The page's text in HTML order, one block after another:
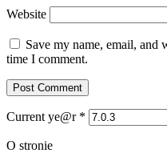
Website
Save my name, email, and
time I comment.
Current ye@r *
O stronie